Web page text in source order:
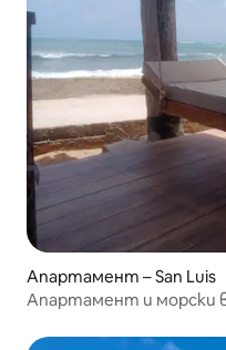
Апартамент – San Luis
Апартамент и морски